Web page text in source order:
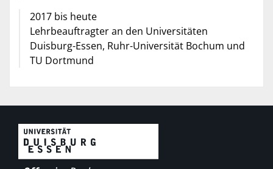
2017 bis heute
Lehrbeauftragter an den Universitäten
Duisburg-Essen, Ruhr-Universität Bochum und
TU Dortmund